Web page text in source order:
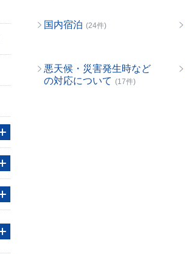
国内宿泊 (24件)
悪天候・災害発生時など
の対応について (17件)